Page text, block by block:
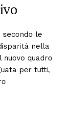
secondo le
nella
nuovo quadro
per tutti,